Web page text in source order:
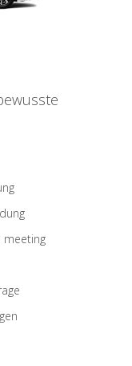
meeting